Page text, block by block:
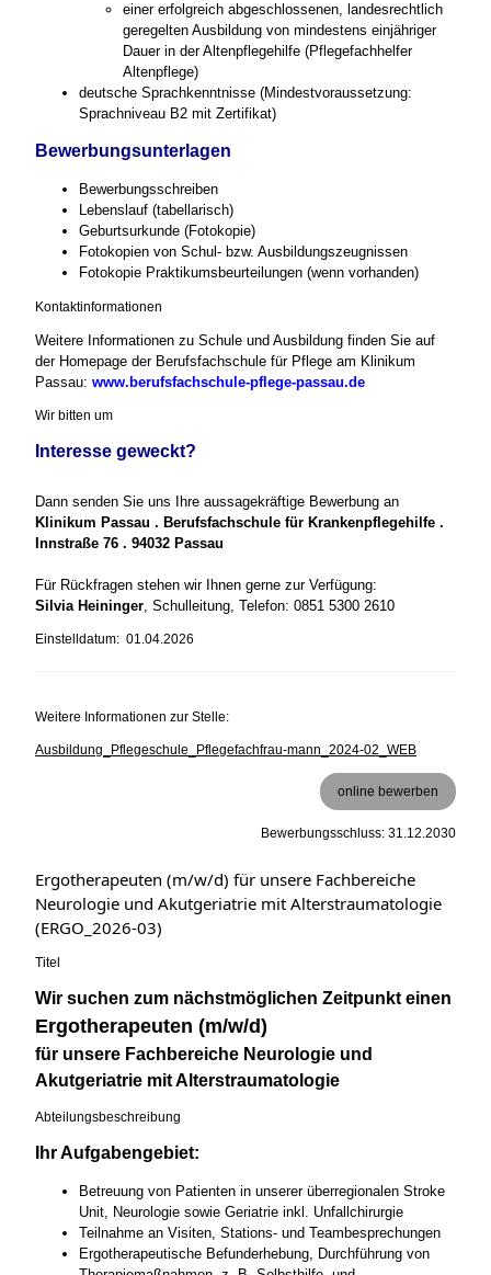
einer erfolgreich abgeschlossenen, landesrechtlich
geregelten Ausbildung von mindestens einjähriger
Dauer in der Altenpflegehilfe (Pflegefachhelfer
Altenpflege)
deutsche Sprachkenntnisse (Mindestvoraussetzung:
Sprachniveau B2 mit Zertifikat)
Bewerbungsunterlagen
Bewerbungsschreiben
Lebenslauf (tabellarisch)
Geburtsurkunde (Fotokopie)
Fotokopien von Schul- bzw. Ausbildungszeugnissen
Fotokopie Praktikumsbeurteilungen (wenn vorhanden)
Kontaktinformationen
Weitere Informationen zu Schule und Ausbildung finden Sie auf
der Homepage der Berufsfachschule für Pflege am Klinikum
Passau: www.berufsfachschule-pflege-passau.de
Wir bitten um
Interesse geweckt?
Dann senden Sie uns Ihre aussagekräftige Bewerbung an
Klinikum Passau . Berufsfachschule für Krankenpflegehilfe .
Innstraße 76 . 94032 Passau
Für Rückfragen stehen wir Ihnen gerne zur Verfügung:
Silvia Heininger, Schulleitung, Telefon: 0851 5300 2610
Einstelldatum: 01.04.2026
Weitere Informationen zur Stelle:
Ausbildung_Pflegeschule_Pflegefachfrau-mann_2024-02_WEB
online bewerben
Bewerbungsschluss: 31.12.2030
Ergotherapeuten (m/w/d) für unsere Fachbereiche
Neurologie und Akutgeriatrie mit Alterstraumatologie
(ERGO_2026-03)
Titel
Wir suchen zum nächstmöglichen Zeitpunkt einen
Ergotherapeuten (m/w/d)
für unsere Fachbereiche Neurologie und
Akutgeriatrie mit Alterstraumatologie
Abteilungsbeschreibung
Ihr Aufgabengebiet:
Betreuung von Patienten in unserer überregionalen Stroke
Unit, Neurologie sowie Geriatrie inkl. Unfallchirurgie
Teilnahme an Visiten, Stations- und Teambesprechungen
Ergotherapeutische Befunderhebung, Durchführung von